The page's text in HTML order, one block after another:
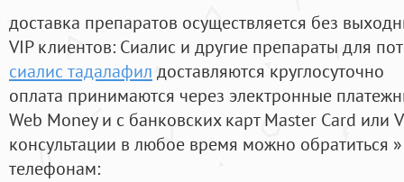
доставка препаратов осуществляется без
VIP клиентов: Сиалис и другие препараты для
сиалис тадалафил доставляются круглосуточно
оплата принимаются через электронные
Web Money и с банковских карт Master Card или
консультации в любое время можно обратиться
телефонам: